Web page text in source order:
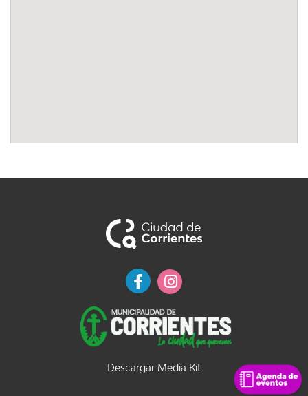
Descargar Media Kit